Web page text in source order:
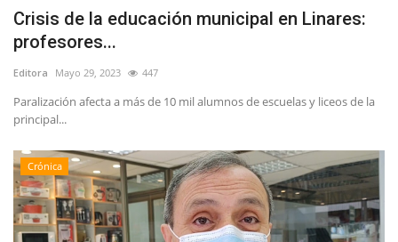
Crisis de la educación municipal en Linares:
profesores...
Editora Mayo 29, 2023 447
Paralización afecta a más de 10 mil alumnos de escuelas y liceos de la
principal...
Crónica